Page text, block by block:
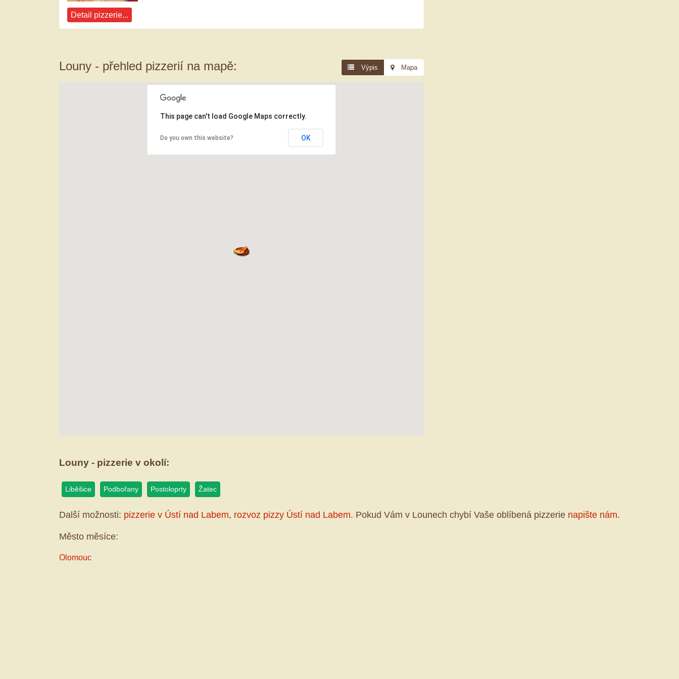
Detail pizzerie...
Louny - přehled pizzerií na mapě: Výpis Mapa
This page can't load Google Maps correctly.
Do you own this website? OK
Louny - pizzerie v okolí:
Liběšice Podbořany Postoloprty Žatec
Další možnosti: pizzerie v Ústí nad Labem, rozvoz pizzy Ústí nad Labem. Pokud Vám v Lounech chybí Vaše oblíbená pizzerie napište nám.
Město měsíce:
Olomouc